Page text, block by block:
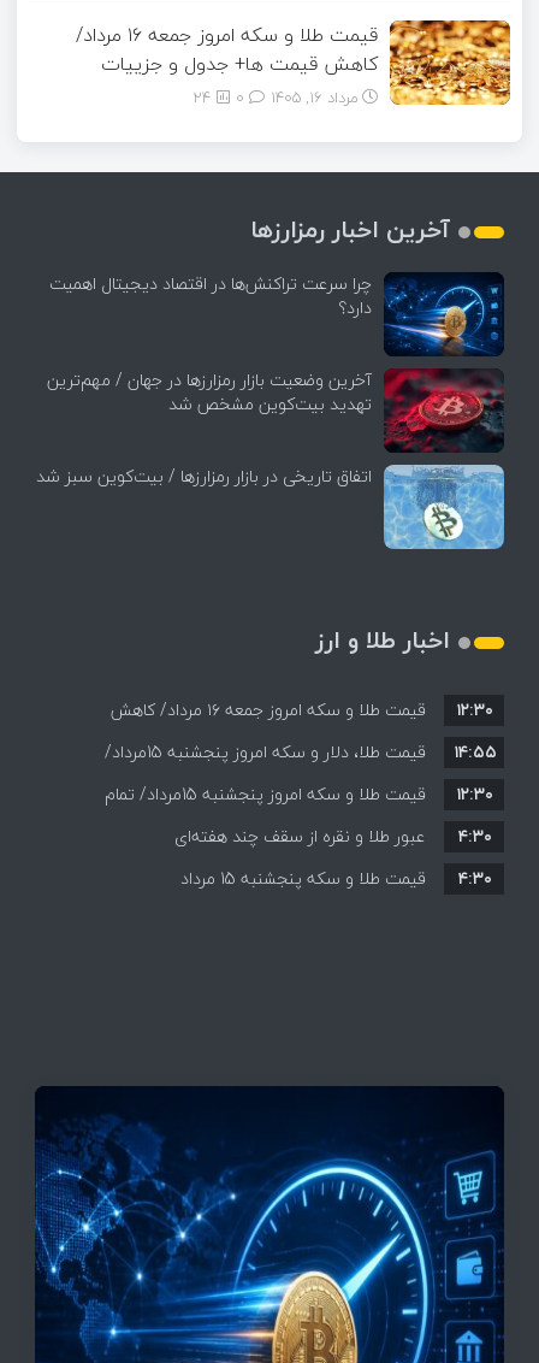
قیمت طلا و سکه امروز جمعه ۱۶ مرداد/
کاهش قیمت ها+ جدول و جزییات
مرداد ۱۶, ۱۴۰۵ 24
آخرین اخبار رمزارزها
چرا سرعت تراکنش‌ها در اقتصاد دیجیتال اهمیت
دارد؟
آخرین وضعیت بازار رمزارزها در جهان / مهم‌ترین
تهدید بیت‌کوین مشخص شد
اتفاق تاریخی در بازار رمزارزها / بیت‌کوین سبز شد
اخبار طلا و ارز
قیمت طلا و سکه امروز جمعه ۱۶ مرداد/ کاهش
قیمت ها+ جدول و جزییات
۱۲:۳۰
قیمت طلا، دلار و سکه امروز پنجشنبه 15مرداد/
افزایش قیمت ها + جدول
۱۴:۵۵
قیمت طلا و سکه امروز پنجشنبه 15مرداد/ تمام
قیمت ها بر مدار افزایش + جدول
۱۲:۳۰
عبور طلا و نقره از سقف چند هفته‌ای
۴:۳۰
قیمت طلا و سکه پنجشنبه 15 مرداد
۴:۳۰